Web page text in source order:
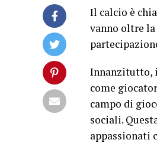
Il calcio è
vanno oltre
Innanzitutto,
come
campo di
sociali.
appassionati